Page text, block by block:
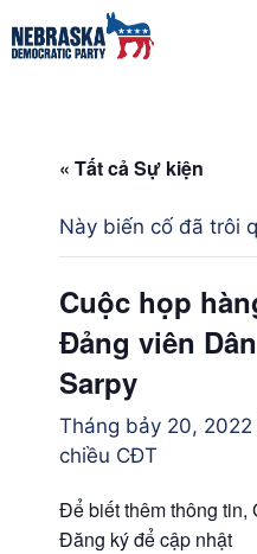
« Tất cả Sự kiện
Này biến cố đã trôi
Cuộc họp
Đảng viên
Sarpy
Tháng bảy 20, 2022
chiều CĐT
Để biết thêm thông tin,
Đăng ký để cập nhật